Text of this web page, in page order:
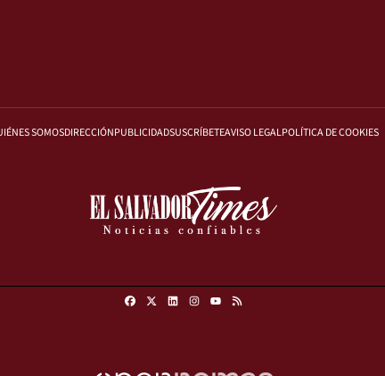
SOMOSDIRECCIÓNPUBLICIDADSUSCRÍBETEAVISO LEGALPOLÍTICA DE COOKIES
FacebookLinkedinInstagram